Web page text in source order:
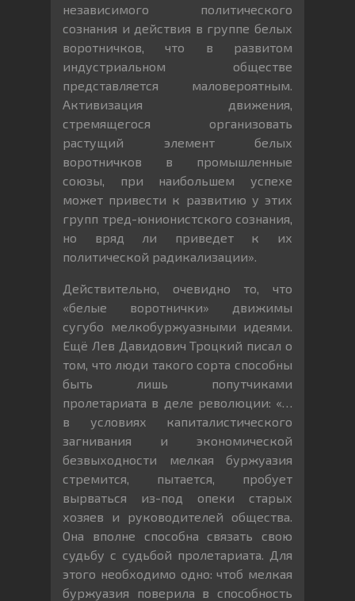
независимого политического
сознания и действия в группе белых
воротничков, что в развитом
индустриальном обществе
представляется маловероятным.
Активизация движения,
стремящегося организовать
растущий элемент белых
воротничков в промышленные
союзы, при наибольшем успехе
может привести к развитию у этих
групп тред-юнионистского сознания,
но вряд ли приведет к их
политической радикализации».
Действительно, очевидно то, что
«белые воротнички» движимы
сугубо мелкобуржуазными идеями.
Ещё Лев Давидович Троцкий писал о
том, что люди такого сорта способны
быть лишь попутчиками
пролетариата в деле революции: «…
в условиях капиталистического
загнивания и экономической
безвыходности мелкая буржуазия
стремится, пытается, пробует
вырваться из-под опеки старых
хозяев и руководителей общества.
Она вполне способна связать свою
судьбу с судьбой пролетариата. Для
этого необходимо одно: чтоб мелкая
буржуазия поверила в способность